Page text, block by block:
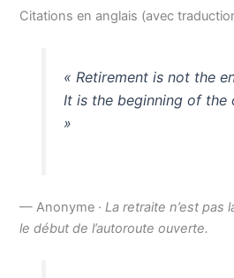
Citations en anglais (avec
« Retirement is not the
It is the beginning of the
»
— Anonyme ·La retraite n’est pas
le début de l’autoroute ouverte.